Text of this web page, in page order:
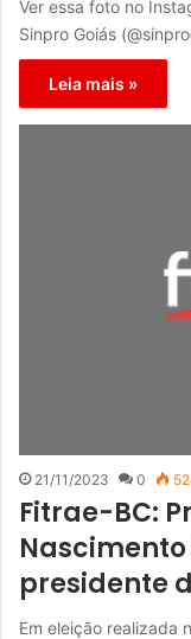
Ver essa foto no
Sinpro Goiás
Leia mais »
21/11/2023 0
Fitrae-BC:
Nascimento
presidente
Em eleição realizada